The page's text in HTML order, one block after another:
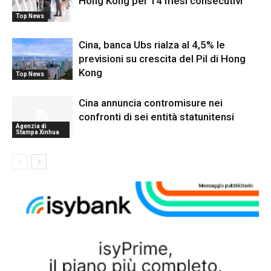
Top News
Top News
Cina, banca Ubs rialza al 4,5% le
previsioni su crescita del Pil di Hong
Kong
Agenzia di
Stampa Xinhua
Cina annuncia contromisure nei
confronti di sei entità statunitensi